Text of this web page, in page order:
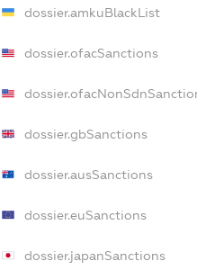
dossier.amkuBlackList
dossier.ofacSanctions
dossier.gbSanctions
dossier.ausSanctions
dossier.euSanctions
dossier.japanSanctions